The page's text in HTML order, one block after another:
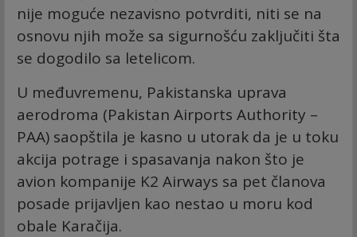
nije moguće nezavisno potvrditi, niti se na
osnovu njih može sa sigurnošću zaključiti šta
se dogodilo sa letelicom.
U međuvremenu, Pakistanska uprava
aerodroma (Pakistan Airports Authority –
PAA) saopštila je kasno u utorak da je u toku
akcija potrage i spasavanja nakon što je
avion kompanije K2 Airways sa pet članova
posade prijavljen kao nestao u moru kod
obale Karačija.